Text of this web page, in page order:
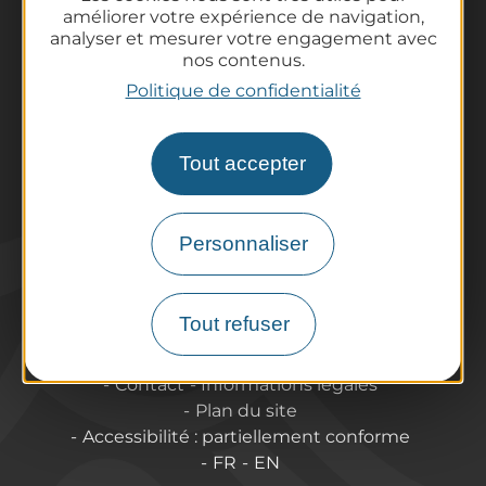
améliorer votre expérience de navigation,
analyser et mesurer votre engagement avec
nos contenus.
Politique de confidentialité
Tout accepter
Personnaliser
Tout refuser
Informations pratiques
Offices de Tourisme
Comment venir ?
Pro / Partenaires
Qui sommes-nous ?
Espace Pro & Presse
Labels & Qualifications
Annoncer vos événements
A propos de Puy-de-Dôme Tourisme
Contact
Informations légales
Plan du site
Accessibilité : partiellement conforme
FR
EN